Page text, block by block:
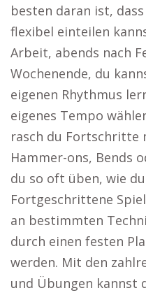
besten daran ist,
flexibel einteilen
Arbeit, abends nach
Wochenende, du
eigenen Rhythmus
eigenes Tempo
rasch du Fortschritte
Hammer-ons, Bends
du so oft üben, wie
Fortgeschrittene
an bestimmten
durch einen festen
werden. Mit den
und Übungen kannst